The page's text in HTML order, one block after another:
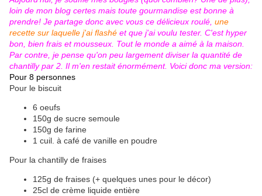
loin de mon blog certes mais toute gourmandise est bonne à
prendre! Je partage donc avec vous ce délicieux roulé, une
recette sur laquelle j'ai flashé et que j'ai voulu tester. C'est hyper
bon, bien frais et mousseux. Tout le monde a aimé à la maison.
Par contre, je pense qu'on peu largement diviser la quantité de
chantilly par 2. Il m'en restait énormément. Voici donc ma version:
Pour 8 personnes
Pour le biscuit
6 oeufs
150g de sucre semoule
150g de farine
1 cuil. à café de vanille en poudre
Pour la chantilly de fraises
125g de fraises (+ quelques unes pour le décor)
25cl de crème liquide entière